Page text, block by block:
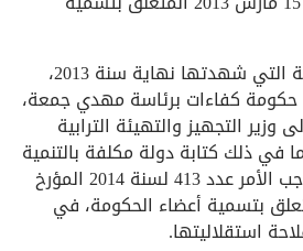
على إثر الأزمة الحكومية التي شهدتها نهاية سنة 2013،
كفاءات برئاسة مهدي جمعة،
وزير التجهيز والتهيئة الترابية
في ذلك كتابة دولة مكلفة بالتنمية
المستدامة)، وذلك بموجب الأمر عدد 413 لسنة 2014 المؤرخ
2014 المتعلق بتسمية أعضاء الحكومة، في
استقلاليتها.